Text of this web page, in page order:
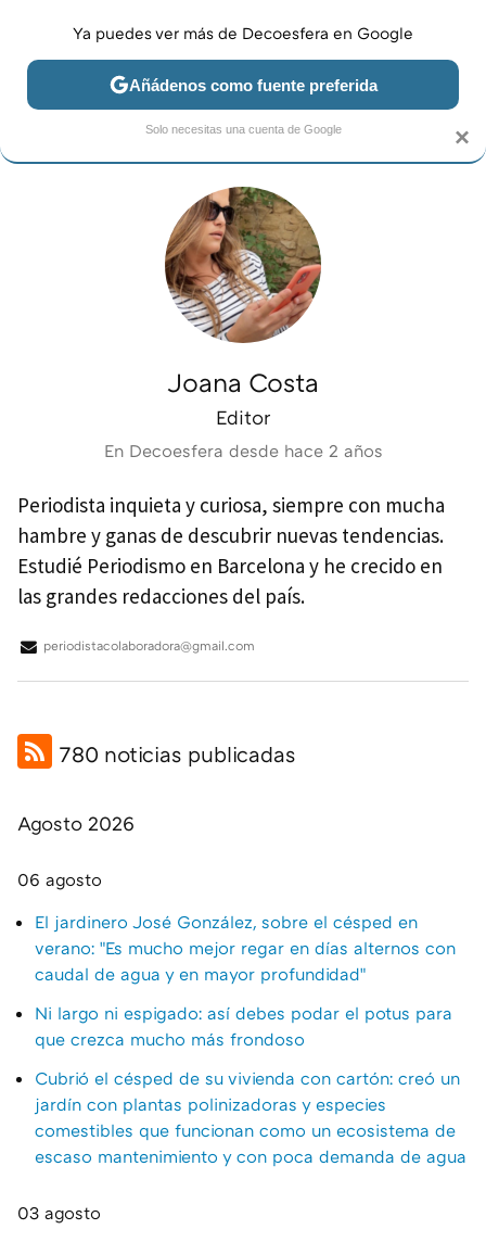
JARDÍN Y TERRAZA SALÓN DORMITORIO COCINA
Joana Costa
Editor
En Decoesfera desde hace 2 años
Periodista inquieta y curiosa, siempre con mucha
hambre y ganas de descubrir nuevas tendencias.
Estudié Periodismo en Barcelona y he crecido en
las grandes redacciones del país.
periodistacolaboradora@gmail.com
780 noticias publicadas
Agosto 2026
06 agosto
El jardinero José González, sobre el césped en
verano: "Es mucho mejor regar en días alternos con
caudal de agua y en mayor profundidad"
Ni largo ni espigado: así debes podar el potus para
que crezca mucho más frondoso
Cubrió el césped de su vivienda con cartón: creó un
jardín con plantas polinizadoras y especies
comestibles que funcionan como un ecosistema de
escaso mantenimiento y con poca demanda de agua
03 agosto
×
Ya puedes ver más de Decoesfera en Google
Añádenos como fuente preferida
Solo necesitas una cuenta de Google